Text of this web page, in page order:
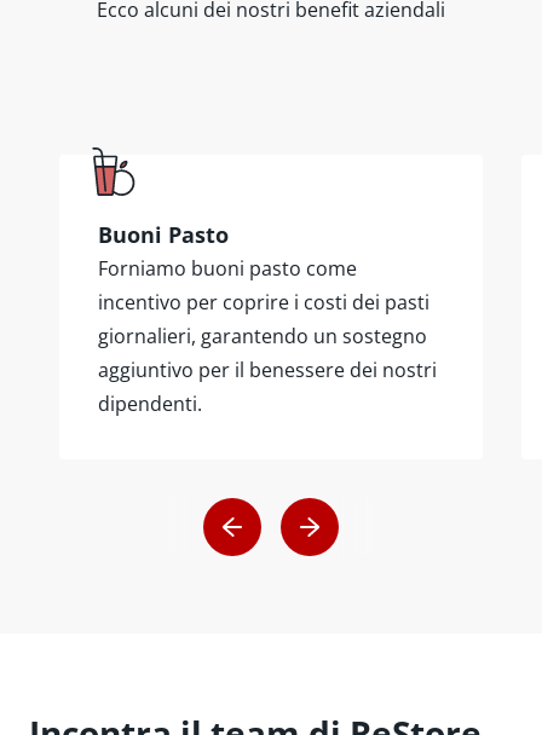
Ecco alcuni dei nostri benefit aziendali
Buoni Pasto
Forniamo buoni pasto come
incentivo per coprire i costi dei pasti
giornalieri, garantendo un sostegno
aggiuntivo per il benessere dei nostri
dipendenti.